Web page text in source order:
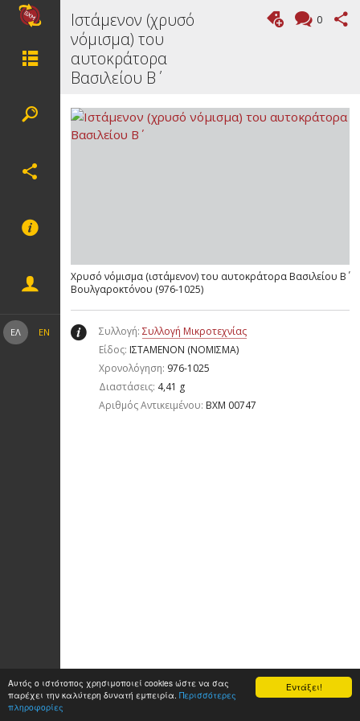
Εντάξει!
Αυτός ο ιστότοπος χρησιμοποιεί cookies ώστε να σας
παρέχει την καλύτερη δυνατή εμπειρία. Περισσότερες
πληροφορίες
ΕΛ EN
Ιστάμενον (χρυσό
νόμισμα) του
αυτοκράτορα
Βασιλείου Β΄
0
Χρυσό νόμισμα (ιστάμενον) του αυτοκράτορα Βασιλείου Β΄
Βουλγαροκτόνου (976-1025)
Συλλογή: Συλλογή Μικροτεχνίας
Είδος: ΙΣΤΑΜΕΝΟΝ (ΝΟΜΙΣΜΑ)
Χρονολόγηση: 976-1025
Διαστάσεις: 4,41 g
Aριθμός Αντικειμένου: ΒΧΜ 00747